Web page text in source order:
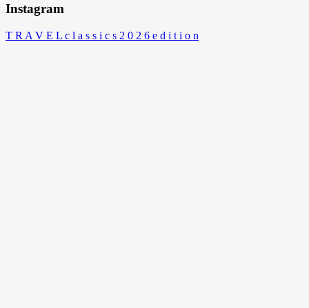
Instagram
T R A V E L c l a s s i c s 2 0 2 6 e d i t i o n